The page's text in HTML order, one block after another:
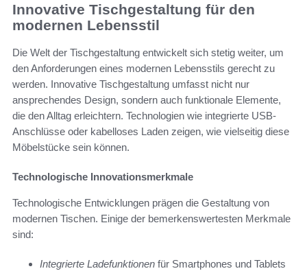
Innovative Tischgestaltung für den
modernen Lebensstil
Die Welt der Tischgestaltung entwickelt sich stetig weiter, um
den Anforderungen eines modernen Lebensstils gerecht zu
werden. Innovative Tischgestaltung umfasst nicht nur
ansprechendes Design, sondern auch funktionale Elemente,
die den Alltag erleichtern. Technologien wie integrierte USB-
Anschlüsse oder kabelloses Laden zeigen, wie vielseitig diese
Möbelstücke sein können.
Technologische Innovationsmerkmale
Technologische Entwicklungen prägen die Gestaltung von
modernen Tischen. Einige der bemerkenswertesten Merkmale
sind:
Integrierte Ladefunktionen für Smartphones und Tablets